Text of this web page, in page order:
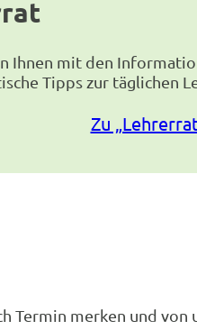
Ihnen mit den
Tipps zur täglichen
Zu
Termin merken und